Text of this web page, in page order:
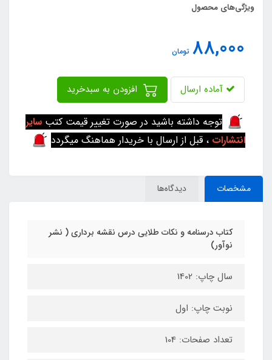
ویژگی‌های محصول
88,000 تومان
آماده ارسال
توجه داشته باشید در صورت تغییر قیمت کتب سایر
انتشارات ، قبل از ارسال با خریدار هماهنگ میگردد
مشخصات دیدگاه‌ها
کتاب درسنامه و نکات طلایی درس نقشه برداری ( نشر
نوآور)
سال چاپ: 1402
نوبت چاپ: اول
تعداد صفحات: 104